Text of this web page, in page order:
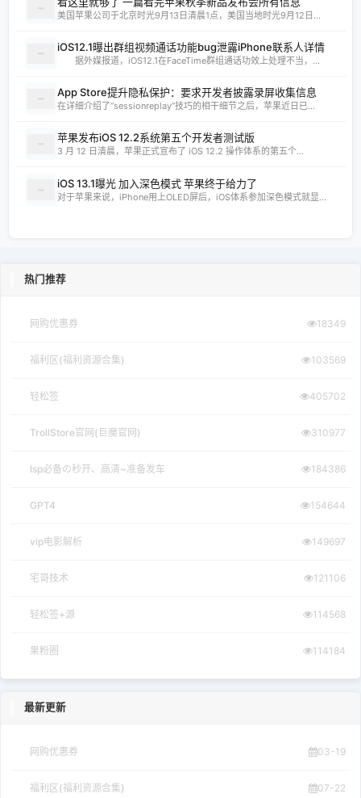
美国苹果公司于北京时光9月13日清晨1点，美国当地时光9月12日...
iOS12.1曝出群组视频通话功能bug泄露iPhone联系人详情
据外媒报道，iOS12.1在FaceTime群组通话功效上处理不当，...
App Store提升隐私保护：要求开发者披露录屏收集信息
在详细介绍了“sessionreplay”技巧的相干细节之后，苹果近日已...
苹果发布iOS 12.2系统第五个开发者测试版
3 月 12 日清晨，苹果正式宣布了 iOS 12.2 操作体系的第五个...
iOS 13.1曝光 加入深色模式 苹果终于给力了
对于苹果来说，iPhone用上OLED屏后，iOS体系参加深色模式就显...
热门推荐
网购优惠券 18349
福利区(福利资源合集) 103569
轻松签 405702
TrollStore官网(巨魔官网) 310977
lsp必备の秒开、高清~准备发车 184386
GPT4 154644
vip电影解析 149697
宅哥技术 121106
轻松签+源 114568
果粉圈 114184
最新更新
网购优惠券 03-19
福利区(福利资源合集) 07-22